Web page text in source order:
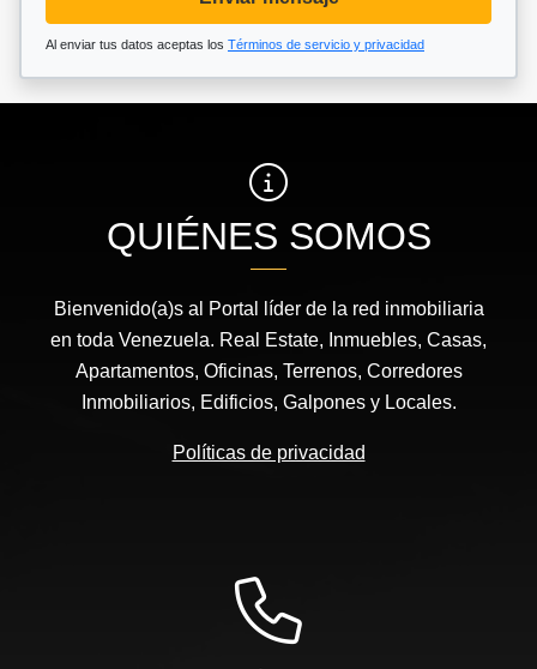
Al enviar tus datos aceptas los Términos de servicio y privacidad
QUIÉNES SOMOS
Bienvenido(a)s al Portal líder de la red inmobiliaria
en toda Venezuela. Real Estate, Inmuebles, Casas,
Apartamentos, Oficinas, Terrenos, Corredores
Inmobiliarios, Edificios, Galpones y Locales.
Políticas de privacidad